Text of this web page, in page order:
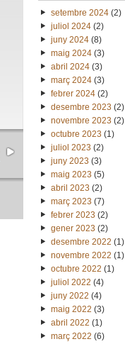
setembre 2024(2)
juliol 2024(2)
juny 2024(8)
maig 2024(3)
abril 2024(3)
març 2024(3)
febrer 2024(2)
desembre 2023 (2)
novembre 2023 (2)
octubre 2023 (1)
juliol 2023 (2)
juny 2023 (3)
maig 2023 (5)
abril 2023 (2)
març 2023 (7)
febrer 2023 (2)
gener 2023 (2)
desembre 2022 (1)
novembre 2022 (1)
octubre 2022 (1)
juliol 2022 (4)
juny 2022 (4)
maig 2022 (3)
abril 2022 (1)
març 2022 (6)